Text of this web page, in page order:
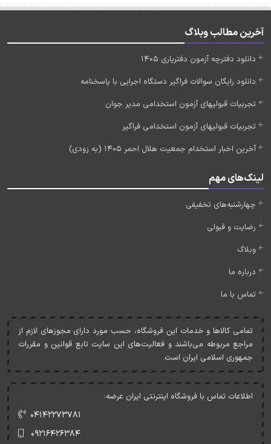
آخرین مطالب وبلاگ
دانلود دفترچه آزمون دفتریاری 1405
دانلود رایگان سوالات فراگیر دستگاه اجرایی با پاسخنامه
تجربیات قبولیهای آزمون استخدامی مدیر جوان
تجربیات قبولیهای آزمون استخدامی فراگیر
آخرین اخبار استخدام جمعیت هلال احمر 1405 (به زودی)
لینک‌های مهم
چهارشنبه‌های تخفیفی
رضایت و قبولی
وبلاگ
درباره ما
تماس با ما
تمامی کالاها و خدمات اين فروشگاه، حسب مورد دارای مجوزهای لازم از
مراجع مربوطه می‌باشند و فعاليت‌های اين سايت تابع قوانين و مقررات
جمهوری اسلامی ايران است.
اطلاعات تماس با فروشگاه اینترنتی ایران عرضه:
۰۴۱۴۲۲۷۳۷۸۱
۰۹۲۱۶۴۲۶۳۸۴